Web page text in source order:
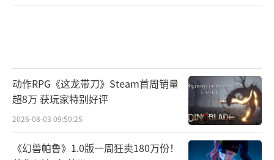
动作RPG《这龙带刀》Steam首周销量
超8万 获玩家特别好评
2026-08-03 09:50:25
《幻兽帕鲁》1.0版一周狂卖180万份！